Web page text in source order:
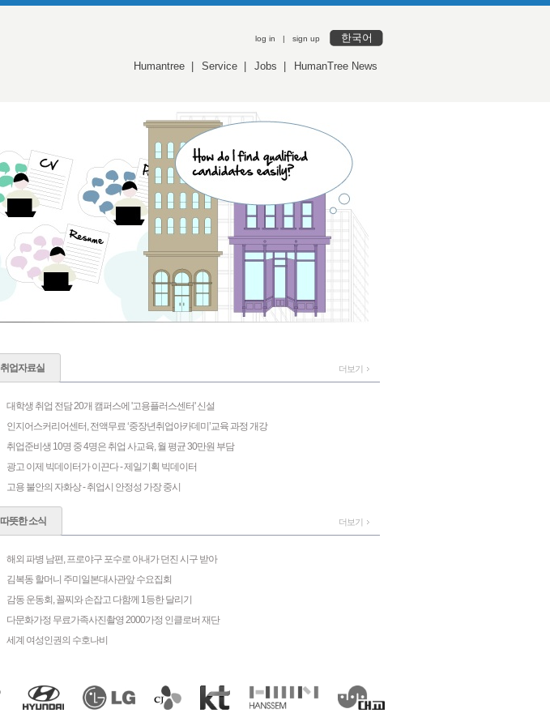
log in | sign up 한국어
Humantree Service Jobs HumanTree News
취업자료실
대학생 취업 전담 20개 캠퍼스에 '고용플러스센터' 신설
인지어스커리어센터, 전액무료 ‘중장년취업아카데미’교육 과정 개강
취업준비생 10명 중 4명은 취업 사교육, 월 평균 30만원 부담
광고 이제 빅데이터가 이끈다 - 제일기획 빅데이터
고용 불안의 자화상 - 취업시 안정성 가장 중시
더보기
따뜻한 소식
해외 파병 남편, 프로야구 포수로 아내가 던진 시구 받아
김복동 할머니 주미일본대사관앞 수요집회
감동 운동회, 꼴찌와 손잡고 다함께 1등한 달리기
다문화가정 무료가족사진촬영 2000가정 인클로버 재단
세계 여성인권의 수호나비
더보기